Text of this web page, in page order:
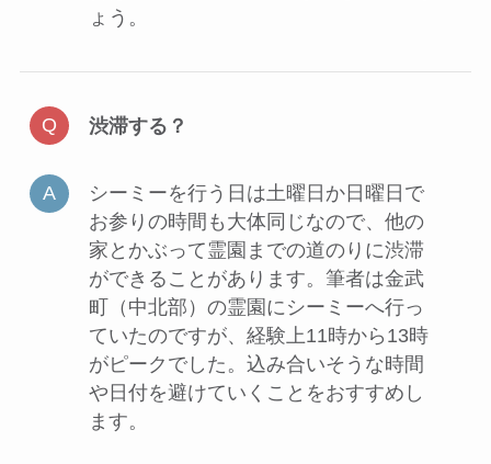
ょう。
渋滞する？
シーミーを行う日は土曜日か日曜日で
お参りの時間も大体同じなので、他の
家とかぶって霊園までの道のりに渋滞
ができることがあります。筆者は金武
町（中北部）の霊園にシーミーへ行っ
ていたのですが、経験上11時から13時
がピークでした。込み合いそうな時間
や日付を避けていくことをおすすめし
ます。